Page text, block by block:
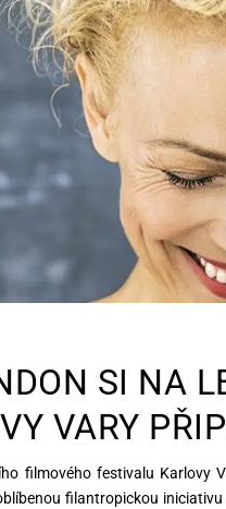
SI NA
VARY
filmového festivalu
filantropickou iniciativu